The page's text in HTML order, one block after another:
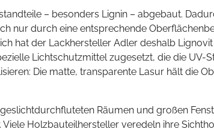
– besonders Lignin – abgebaut.
nur durch eine entsprechende
hat der Lackhersteller Adler deshalb
Lichtschutzmittel zugesetzt, die die UV-
Die matte, transparente Lasur hält die
Räumen und großen
Holzbauteilhersteller veredeln ihre